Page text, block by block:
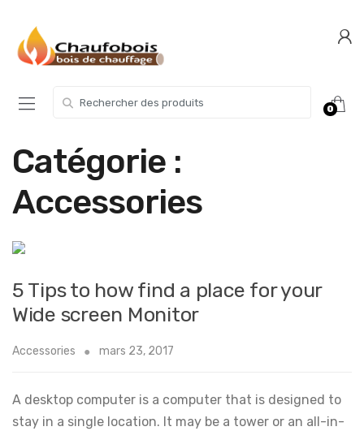
navigation
content
0
Catégorie :
Accessories
5 Tips to how find a place for your
Wide screen Monitor
Accessories mars 23, 2017
A desktop computer is a computer that is designed to
stay in a single location. It may be a tower or an all-in-